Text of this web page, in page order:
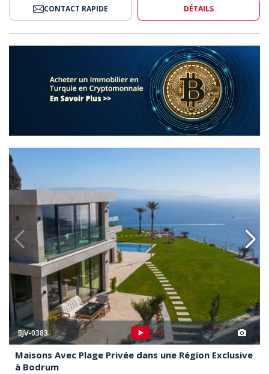
CONTACT RAPIDE DÉTAILS
Une Région Exclusive À Bodrum 2
BJV-0383
Maisons Avec Plage Privée dans une Région Exclusive
à Bodrum